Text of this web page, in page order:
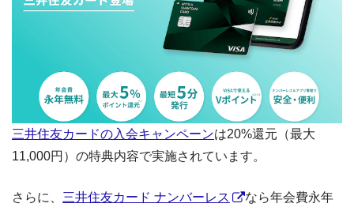
三井住友カードの入会キャンペーンは20%還元（最大
11,000円）の特典内容で実施されています。
さらに、 三井住友カード ナンバーレス
なら年会費永年